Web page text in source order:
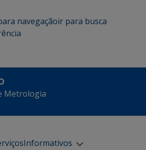
navegaçãoir para busca
Metrologia
Informativos